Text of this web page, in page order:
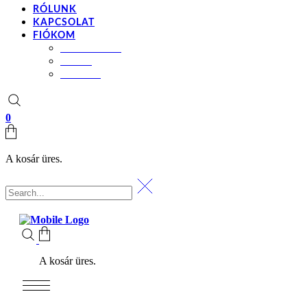
RÓLUNK
KAPCSOLAT
FIÓKOM
0
A kosár üres.
A kosár üres.